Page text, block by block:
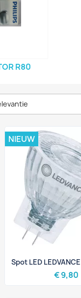
R80
 Snel
Spot LED
€ 9,80
NIEUW